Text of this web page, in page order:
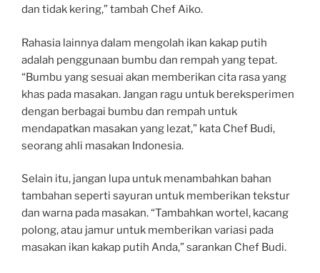
dan tidak kering,” tambah Chef Aiko.
Rahasia lainnya dalam mengolah ikan kakap putih
adalah penggunaan bumbu dan rempah yang tepat.
“Bumbu yang sesuai akan memberikan cita rasa yang
khas pada masakan. Jangan ragu untuk bereksperimen
dengan berbagai bumbu dan rempah untuk
mendapatkan masakan yang lezat,” kata Chef Budi,
seorang ahli masakan Indonesia.
Selain itu, jangan lupa untuk menambahkan bahan
tambahan seperti sayuran untuk memberikan tekstur
dan warna pada masakan. “Tambahkan wortel, kacang
polong, atau jamur untuk memberikan variasi pada
masakan ikan kakap putih Anda,” sarankan Chef Budi.